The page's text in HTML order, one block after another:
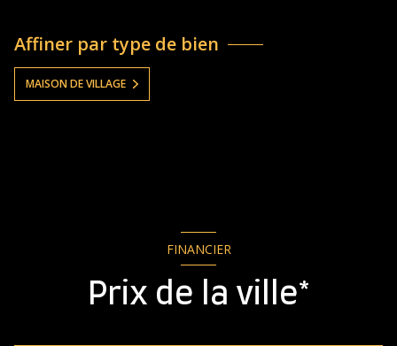
Affiner par type de bien
MAISON DE VILLAGE
FINANCIER
Prix de la ville*